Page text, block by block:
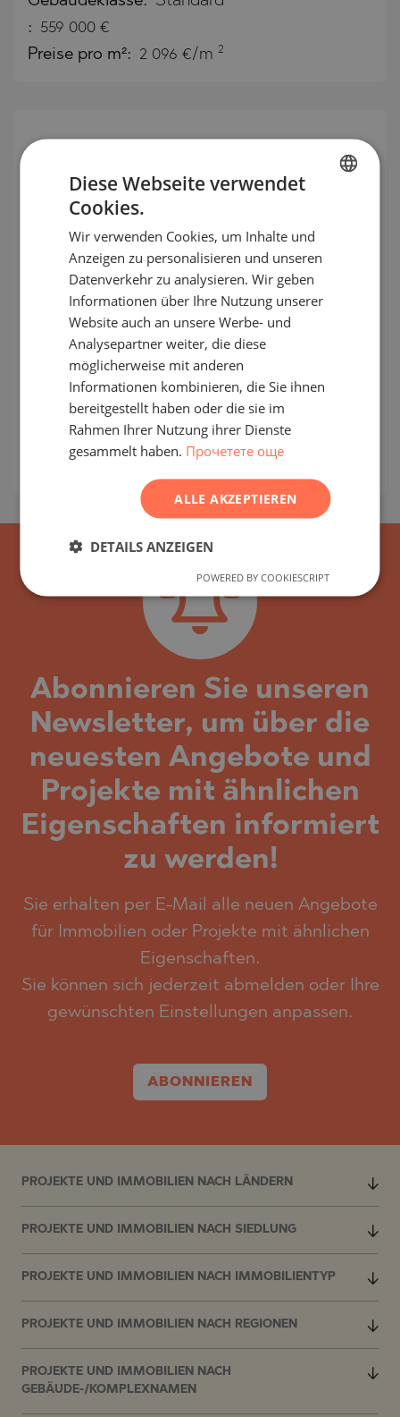
: 559 000 €
Preise pro m²: 2 096 €/m 2
3- nd 4-Zimmer-Wohnungen neben
dem luxuriösen La Finca Resort
ALGORFA / ALICANTE / SPANIEN KARTE
Gebäudeklasse: Standard
325 000
Abonnieren Sie unseren
Newsletter, um über die
neuesten Angebote und
Projekte mit ähnlichen
Eigenschaften informiert
zu werden!
Sie erhalten per E-Mail alle neuen Angebote
für Immobilien oder Projekte mit ähnlichen
Eigenschaften.
Sie können sich jederzeit abmelden oder Ihre
gewünschten Einstellungen anpassen.
ABONNIEREN
PROJEKTE UND IMMOBILIEN NACH LÄNDERN
PROJEKTE UND IMMOBILIEN NACH SIEDLUNG
PROJEKTE UND IMMOBILIEN NACH IMMOBILIENTYP
PROJEKTE UND IMMOBILIEN NACH REGIONEN
PROJEKTE UND IMMOBILIEN NACH
GEBÄUDE-/KOMPLEXNAMEN
ENGLISH
GERMAN
FRENCH
ROMANIAN
Diese Webseite verwendet
Cookies.
Wir verwenden Cookies, um Inhalte und
Anzeigen zu personalisieren und unseren
Datenverkehr zu analysieren. Wir geben
Informationen über Ihre Nutzung unserer
Website auch an unsere Werbe- und
Analysepartner weiter, die diese
möglicherweise mit anderen
Informationen kombinieren, die Sie ihnen
bereitgestellt haben oder die sie im
Rahmen Ihrer Nutzung ihrer Dienste
gesammelt haben. Прочетете още
ALLE AKZEPTIEREN
DETAILS ANZEIGEN
POWERED BY COOKIESCRIPT